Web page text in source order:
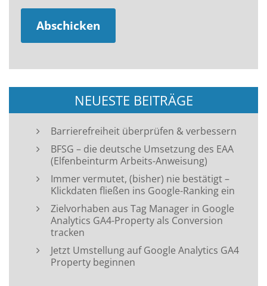
NEUESTE BEITRÄGE
Barrierefreiheit überprüfen & verbessern
BFSG – die deutsche Umsetzung des EAA
(Elfenbeinturm Arbeits-Anweisung)
Immer vermutet, (bisher) nie bestätigt –
Klickdaten fließen ins Google-Ranking ein
Zielvorhaben aus Tag Manager in Google
Analytics GA4-Property als Conversion
tracken
Jetzt Umstellung auf Google Analytics GA4
Property beginnen